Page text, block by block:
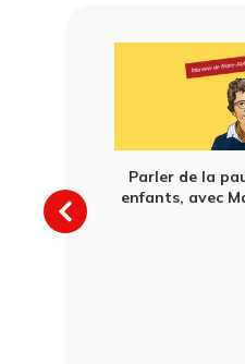
Parler de la
enfants, avec